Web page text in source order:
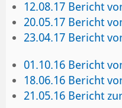
12.08.17 Bericht
20.05.17 Bericht
23.04.17 Bericht
01.10.16 Bericht
18.06.16 Bericht
21.05.16 Bericht